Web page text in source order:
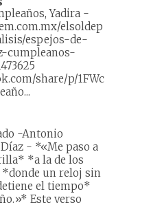
Yadira -
elsoldep
espejos-de-
cumpleanos-
share/p/1FWc
-Antonio
- *«Me paso a
*a la de los
un reloj sin
el tiempo*
Este verso